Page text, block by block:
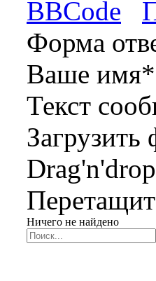
BBCode
Форма
Ваше имя*
Текст
Загрузить
Drag'n'drop
Ничего не найдено